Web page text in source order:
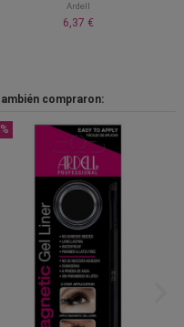
Ardell
6,37 €
compraron: